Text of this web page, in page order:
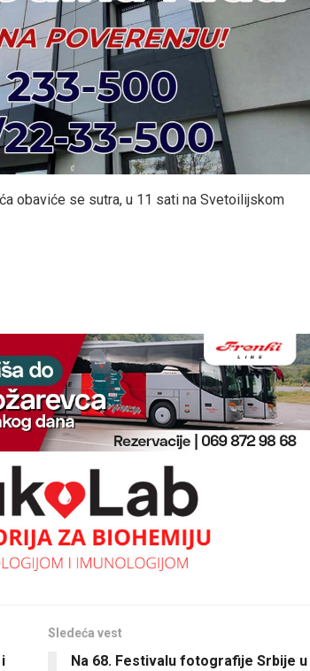
obaviće se sutra, u 11 sati na Svetoilijskom
Sledeća vest
Na 68. Festivalu fotografije Srbije u